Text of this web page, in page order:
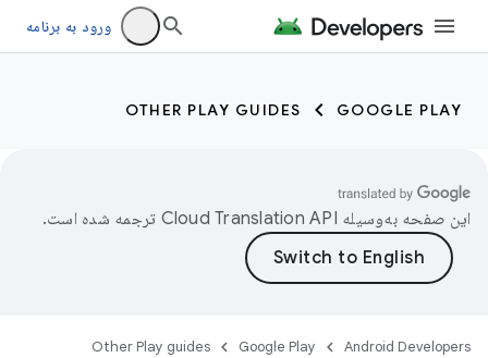
ورود به برنامه
GOOGLE PLAY
OTHER PLAY GUIDES
این صفحه به‌وسیله ترجمه شده است.
Android Developers
Google Play
Other Play guides